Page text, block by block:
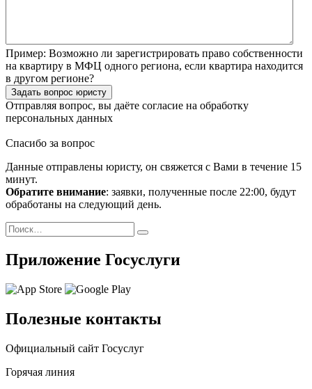
Пример: Возможно ли зарегистрировать право собственности
на квартиру в МФЦ одного региона, если квартира находится
в другом регионе?
Задать вопрос юристу
Отправляя вопрос, вы даёте согласие на обработку
персональных данных
Спасибо за вопрос
Данные отправлены юристу, он свяжется с Вами в течение 15
минут.
Обратите внимание: заявки, полученные после 22:00, будут
обработаны на следующий день.
Поиск
Найти
Приложение Госуслуги
Полезные контакты
Официальный сайт Госуслуг
Горячая линия